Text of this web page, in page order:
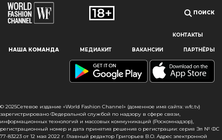
Наш сайт использует файлы cookie и похожие технологии,
пользователям, предоставляя персонализированную
информацию, запоминая предпочтения в области
сайта, вы подтверждаете свое согласие на использование
файлов cookie в соответствии с настоящим уведомлением
в отношении данного типа файлов. Если вы не согласны
с тем, чтобы мы использовали данный тип файлов,
ПОИСК
КОНТАКТЫ
НАША КОМАНДА МЕДИАКИТ ВАКАНСИИ ПАРТНЁРЫ
© 2025Сетевое издание «World Fashion Channel» (доменное имя сайта: wfc.tv)
зарегистрировано Федеральной службой по надзору в сфере связи,
информационных технологий и массовых коммуникаций (Роскомнадзор),
регистрационный номер и дата принятия решения о регистрации: серия Эл № ФС
77-83223 от 12 мая 2022 г. Главный редактор Григорьев В.О. Адрес электронной